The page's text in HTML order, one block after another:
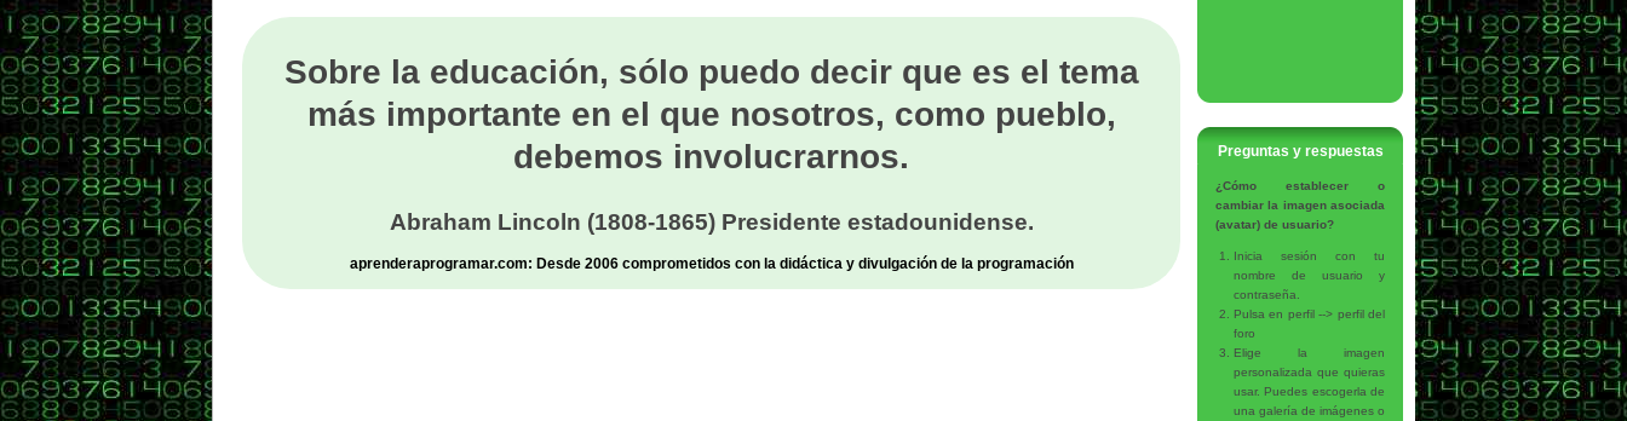
Sobre la educación, sólo puedo decir que es el tema
más importante en el que nosotros, como pueblo,
debemos involucrarnos.
Abraham Lincoln (1808-1865) Presidente estadounidense.
aprenderaprogramar.com: Desde 2006 comprometidos con la didáctica y divulgación de la programación
Preguntas y respuestas
¿Cómo establecer o
cambiar la imagen asociada
(avatar) de usuario?
Inicia sesión con tu
nombre de usuario y
contraseña.
Pulsa en perfil --> perfil del
foro
Elige la imagen
personalizada que quieras
usar. Puedes escogerla de
una galería de imágenes o